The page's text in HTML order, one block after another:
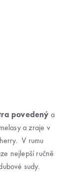
povedený a
a zraje v
V rumu
nejlepší ručně
sudy.